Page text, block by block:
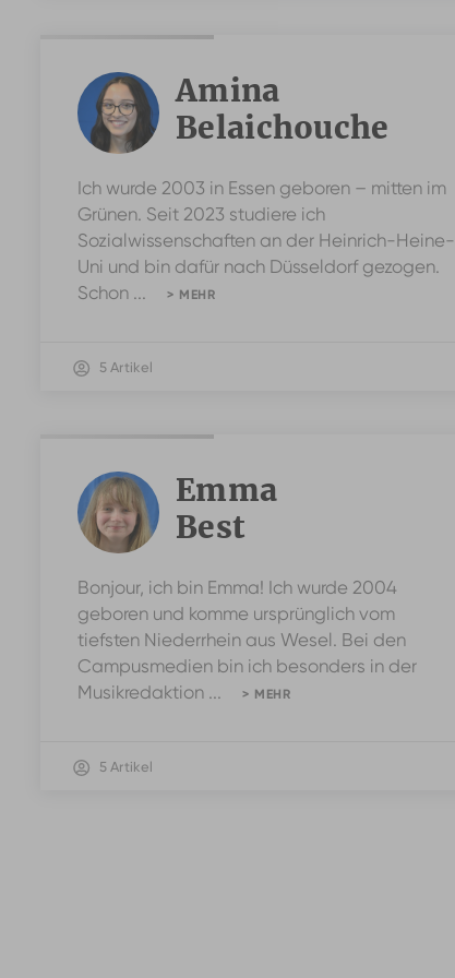
Belaichouche
Amina
Belaichouche
Ich wurde 2003 in Essen geboren – mitten im
Grünen. Seit 2023 studiere ich
Sozialwissenschaften an der Heinrich-Heine-
Uni und bin dafür nach Düsseldorf gezogen.
Schon ...
> MEHR
5 Artikel
Emma
Best
Bonjour, ich bin Emma! Ich wurde 2004
geboren und komme ursprünglich vom
tiefsten Niederrhein aus Wesel. Bei den
Campusmedien bin ich besonders in der
Musikredaktion ...
> MEHR
5 Artikel